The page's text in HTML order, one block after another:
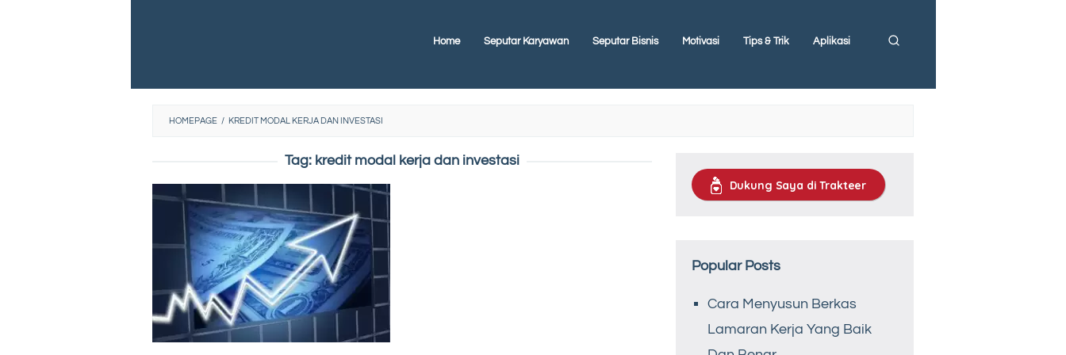
Home Seputar Karyawan Seputar Bisnis Motivasi Tips & Trik Aplikasi
HOMEPAGE / KREDIT MODAL KERJA DAN INVESTASI
Tag: kredit modal kerja dan investasi
Dukung Saya di Trakteer
Popular Posts
Cara Menyusun Berkas
Lamaran Kerja Yang Baik